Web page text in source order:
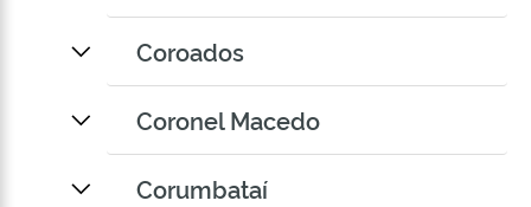
Coroados
Coronel Macedo
Corumbataí